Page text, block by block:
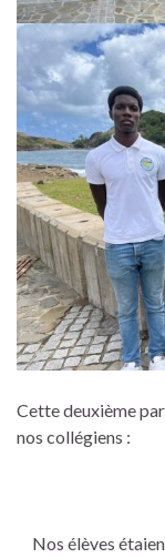
Cette deuxième
nos collégiens :
Nos élèves